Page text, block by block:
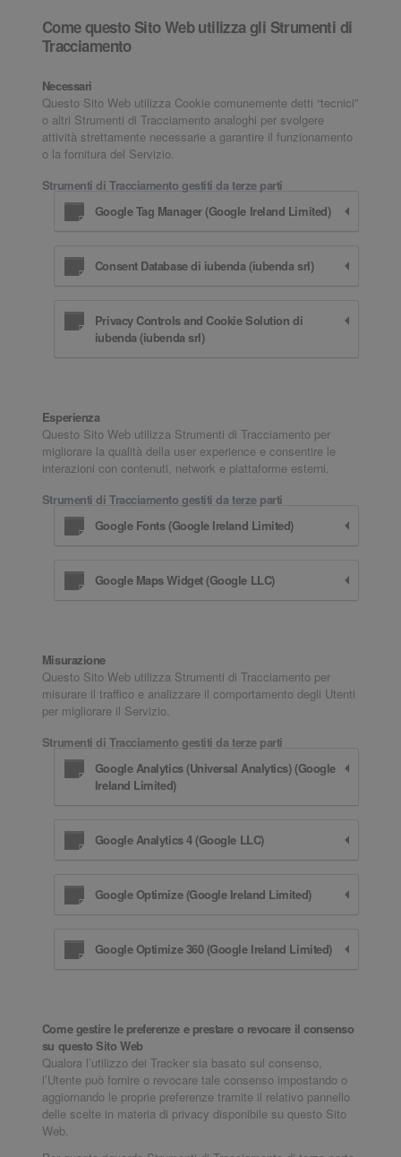
Come questo Sito Web utilizza gli Strumenti di
Tracciamento
Necessari
Questo Sito Web utilizza Cookie comunemente detti “tecnici”
o altri Strumenti di Tracciamento analoghi per svolgere
attività strettamente necessarie a garantire il funzionamento
o la fornitura del Servizio.
Strumenti di Tracciamento gestiti da terze parti
Google Tag Manager (Google Ireland Limited)
Consent Database di iubenda (iubenda srl)
Privacy Controls and Cookie Solution di
iubenda (iubenda srl)
Esperienza
Questo Sito Web utilizza Strumenti di Tracciamento per
migliorare la qualità della user experience e consentire le
interazioni con contenuti, network e piattaforme esterni.
Strumenti di Tracciamento gestiti da terze parti
Google Fonts (Google Ireland Limited)
Google Maps Widget (Google LLC)
Misurazione
Questo Sito Web utilizza Strumenti di Tracciamento per
misurare il traffico e analizzare il comportamento degli Utenti
per migliorare il Servizio.
Strumenti di Tracciamento gestiti da terze parti
Google Analytics (Universal Analytics) (Google
Ireland Limited)
Google Analytics 4 (Google LLC)
Google Optimize (Google Ireland Limited)
Google Optimize 360 (Google Ireland Limited)
Come gestire le preferenze e prestare o revocare il consenso
su questo Sito Web
Qualora l’utilizzo dei Tracker sia basato sul consenso,
l’Utente può fornire o revocare tale consenso impostando o
aggiornando le proprie preferenze tramite il relativo pannello
delle scelte in materia di privacy disponibile su questo Sito
Web.